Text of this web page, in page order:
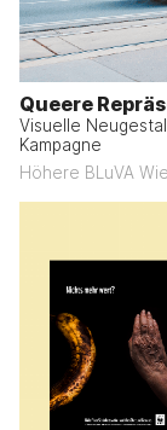
Queere
Visuelle
Kampagne
Höhere BLuVA